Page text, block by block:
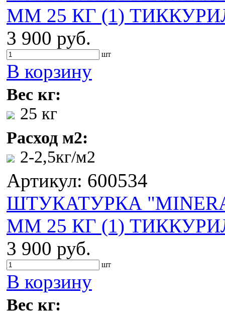
ММ 25 КГ (1)
3 900 руб.
шт
В корзину
Вес кг:
25 кг
Расход м2:
2-2,5кг/м2
Артикул: 600534
ШТУКАТУРКА
ММ 25 КГ (1)
3 900 руб.
шт
В корзину
Вес кг: